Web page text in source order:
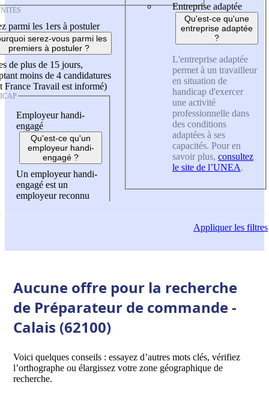
parmi les 1ers à postuler
serez-vous parmi les
premiers à postuler ?
de plus de 15 jours,
moins de 4 candidatures
France Travail est informé)
Employeur handi-
engagé
Qu'est-ce qu'un
employeur handi-
engagé ?
Un employeur handi-
engagé est un
employeur reconnu
Entreprise adaptée
Qu'est-ce qu'une
entreprise adaptée
?
L'entreprise adaptée
permet à un travailleur
en situation de
handicap d'exercer
une activité
professionnelle dans
des conditions
adaptées à ses
capacités. Pour en
savoir plus, consultez
le site de l’UNEA.
Appliquerles filtres
Aucune offre pour la recherche
de Préparateur de commande -
Calais (62100)
Voici quelques conseils : essayez d’autres mots clés, vérifiez
l’orthographe ou élargissez votre zone géographique de
recherche.